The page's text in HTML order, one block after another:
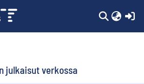
julkaisut verkossa